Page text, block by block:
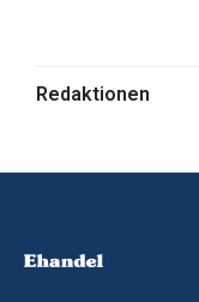
Redaktionen